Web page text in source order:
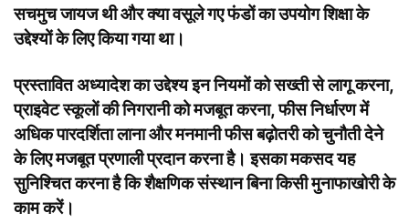
सचमुच जायज थी और क्या वसूले गए फंडों का उपयोग शिक्षा के
उद्देश्यों के लिए किया गया था।
प्रस्तावित अध्यादेश का उद्देश्य इन नियमों को सख्ती से लागू करना,
प्राइवेट स्कूलों की निगरानी को मजबूत करना, फीस निर्धारण में
अधिक पारदर्शिता लाना और मनमानी फीस बढ़ोतरी को चुनौती देने
के लिए मजबूत प्रणाली प्रदान करना है। इसका मकसद यह
सुनिश्चित करना है कि शैक्षणिक संस्थान बिना किसी मुनाफाखोरी के
काम करें।